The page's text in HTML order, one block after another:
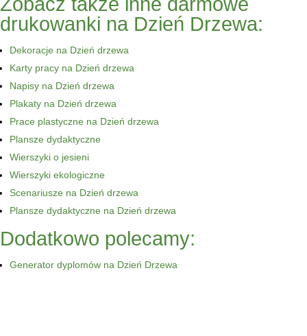
drukowanki na Dzień Drzewa:
Dekoracje na Dzień drzewa
Karty pracy na Dzień drzewa
Napisy na Dzień drzewa
Plakaty na Dzień drzewa
Prace plastyczne na Dzień drzewa
Plansze dydaktyczne
Wierszyki o jesieni
Wierszyki ekologiczne
Scenariusze na Dzień drzewa
Plansze dydaktyczne na Dzień drzewa
Dodatkowo polecamy:
Generator dyplomów na Dzień Drzewa